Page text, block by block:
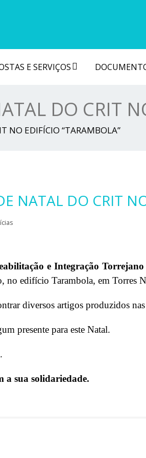
E SERVIÇOS
DO CRIT
NO EDIFÍCIO “TARAMBOLA”
NATAL DO CRIT
e Integração Torrejano
no edifício Tarambola, em Torres
diversos artigos produzidos
presente para este Natal.
a sua solidariedade.